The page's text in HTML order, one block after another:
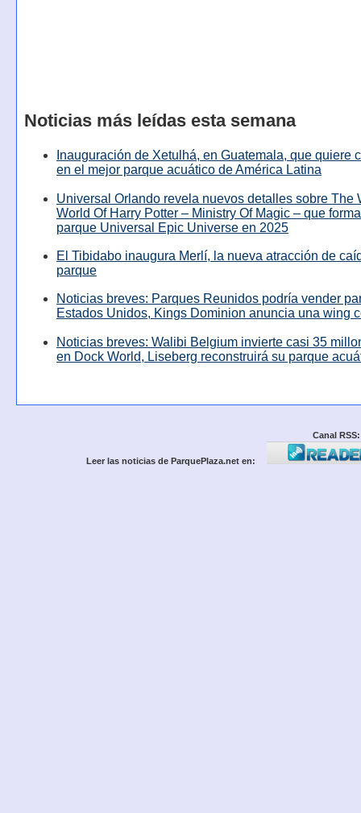
Noticias más leídas esta semana
Inauguración de Xetulhá, en Guatemala, que quiere
en el mejor parque acuático de América Latina
Universal Orlando revela nuevos detalles sobre The
World Of Harry Potter – Ministry Of Magic – que
parque Universal Epic Universe en 2025
El Tibidabo inaugura Merlí, la nueva atracción de
parque
Noticias breves: Parques Reunidos podría vender
Estados Unidos, Kings Dominion anuncia una wing
Noticias breves: Walibi Belgium invierte casi 35
en Dock World, Liseberg reconstruirá su parque
Canal RSS:
Leer las noticias de ParquePlaza.net en: